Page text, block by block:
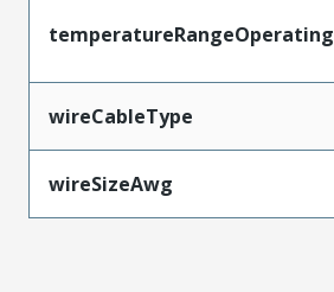
temperatureRangeOperating
wireCableType
wireSizeAwg